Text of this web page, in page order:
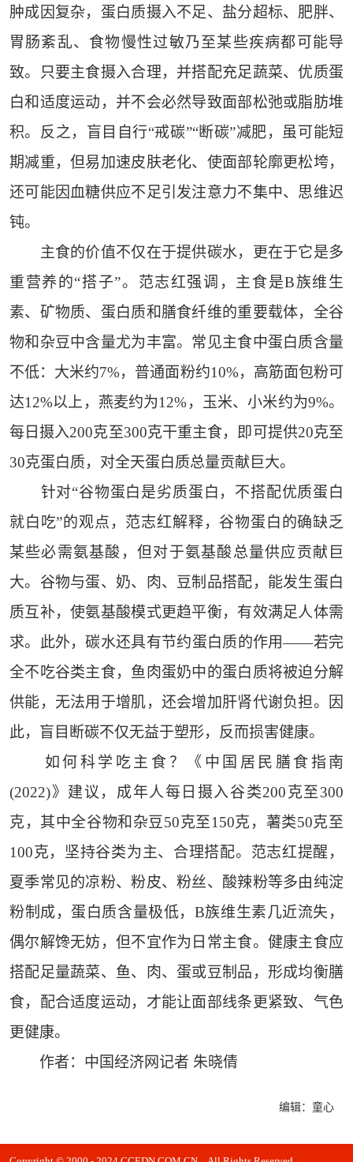
肿成因复杂，蛋白质摄入不足、盐分超标、肥胖、
胃肠紊乱、食物慢性过敏乃至某些疾病都可能导
致。只要主食摄入合理，并搭配充足蔬菜、优质蛋
白和适度运动，并不会必然导致面部松弛或脂肪堆
积。反之，盲目自行“戒碳”“断碳”减肥，虽可能短
期减重，但易加速皮肤老化、使面部轮廓更松垮，
还可能因血糖供应不足引发注意力不集中、思维迟
钝。
主食的价值不仅在于提供碳水，更在于它是多
重营养的“搭子”。范志红强调，主食是B族维生
素、矿物质、蛋白质和膳食纤维的重要载体，全谷
物和杂豆中含量尤为丰富。常见主食中蛋白质含量
不低：大米约7%，普通面粉约10%，高筋面包粉可
达12%以上，燕麦约为12%，玉米、小米约为9%。
每日摄入200克至300克干重主食，即可提供20克至
30克蛋白质，对全天蛋白质总量贡献巨大。
针对“谷物蛋白是劣质蛋白，不搭配优质蛋白
就白吃”的观点，范志红解释，谷物蛋白的确缺乏
某些必需氨基酸，但对于氨基酸总量供应贡献巨
大。谷物与蛋、奶、肉、豆制品搭配，能发生蛋白
质互补，使氨基酸模式更趋平衡，有效满足人体需
求。此外，碳水还具有节约蛋白质的作用——若完
全不吃谷类主食，鱼肉蛋奶中的蛋白质将被迫分解
供能，无法用于增肌，还会增加肝肾代谢负担。因
此，盲目断碳不仅无益于塑形，反而损害健康。
如何科学吃主食？《中国居民膳食指南
(2022)》建议，成年人每日摄入谷类200克至300
克，其中全谷物和杂豆50克至150克，薯类50克至
100克，坚持谷类为主、合理搭配。范志红提醒，
夏季常见的凉粉、粉皮、粉丝、酸辣粉等多由纯淀
粉制成，蛋白质含量极低，B族维生素几近流失，
偶尔解馋无妨，但不宜作为日常主食。健康主食应
搭配足量蔬菜、鱼、肉、蛋或豆制品，形成均衡膳
食，配合适度运动，才能让面部线条更紧致、气色
更健康。
作者：中国经济网记者 朱晓倩
编辑：童心